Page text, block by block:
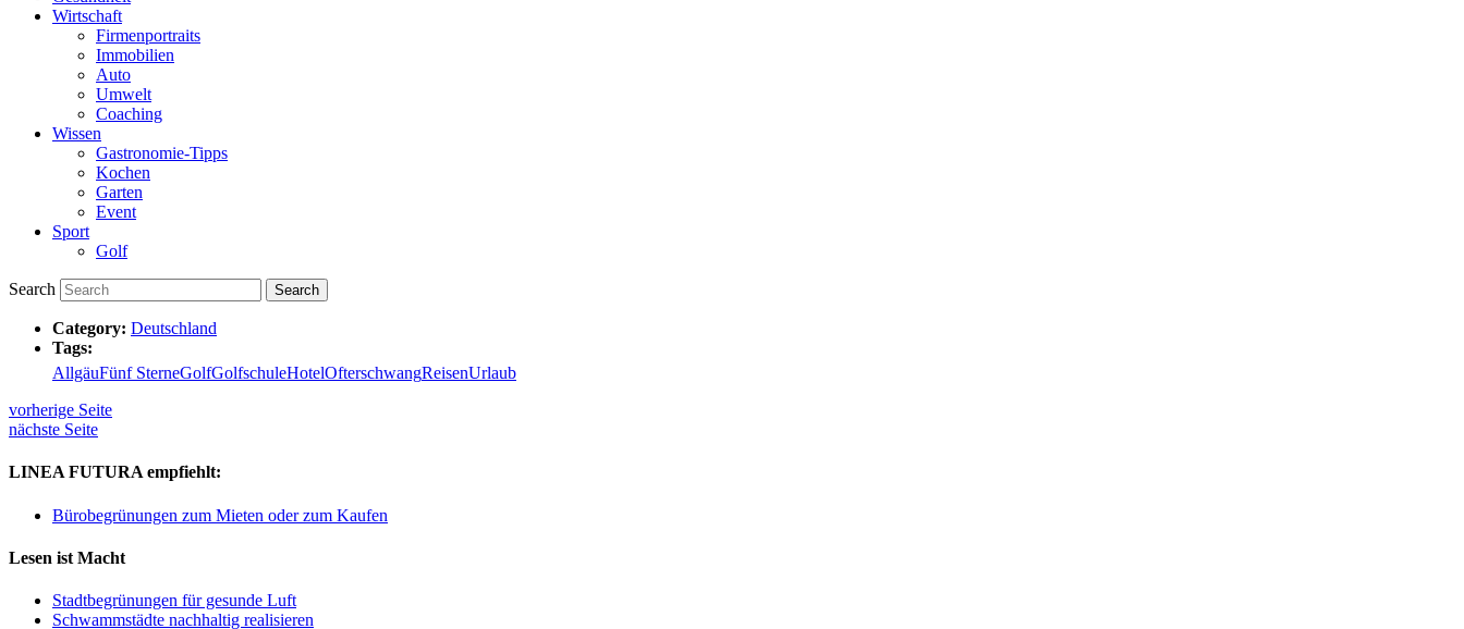
Wirtschaft
Firmenportraits
Immobilien
Auto
Umwelt
Coaching
Wissen
Gastronomie-Tipps
Kochen
Garten
Event
Sport
Golf
Search
Category: Deutschland
Tags:
AllgäuFünf SterneGolfGolfschuleHotelOfterschwangReisenUrlaub
vorherige Seite
nächste Seite
LINEA FUTURA empfiehlt:
Bürobegrünungen zum Mieten oder zum Kaufen
Lesen ist Macht
Stadtbegrünungen für gesunde Luft
Schwammstädte nachhaltig realisieren